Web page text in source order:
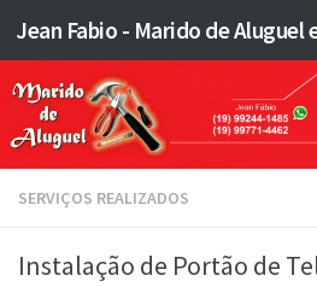
Skip to content
SERVIÇOS REALIZADOS
Instalação de Portão de